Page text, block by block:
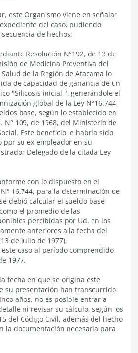
este Organismo viene en señalar
del caso, pudiendo
de hechos:
Resolución N°192, de 13 de
de Medicina Preventiva del
de la Región de Atacama lo
de capacidad de ganancia de un
"Silicosis inicial ", generándole el
global de la Ley N°16.744
base, según lo establecido en
N° 109, de 1968, del Ministerio de
Este beneficio le habría sido
por su ex empleador en su
Delegado de la citada Ley
con lo dispuesto en el
16.744, para la determinación de
debió calcular el sueldo base
el promedio de las
percibidas por Ud. en los
anteriores a la fecha del
de julio de 1977),
caso al período comprendido
1977.
fecha en que se origina este
su presentación han transcurrido
años, no es posible entrar a
ni revisar su cálculo, según los
del Código Civil, además del hecho
la documentación necesaria para